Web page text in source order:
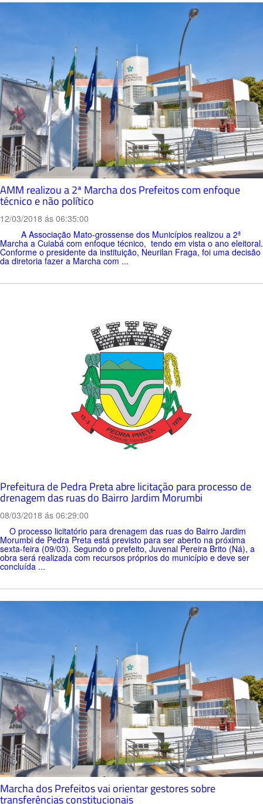
AMM realizou a 2ª Marcha dos Prefeitos com enfoque
técnico e não político
12/03/2018 ás 06:35:00
A Associação Mato-grossense dos Municípios realizou a 2ª
Marcha a Cuiabá com enfoque técnico, tendo em vista o ano eleitoral.
Conforme o presidente da instituição, Neurilan Fraga, foi uma decisão
da diretoria fazer a Marcha com ...
Prefeitura de Pedra Preta abre licitação para processo de
drenagem das ruas do Bairro Jardim Morumbi
08/03/2018 ás 06:29:00
O processo licitatório para drenagem das ruas do Bairro Jardim
Morumbi de Pedra Preta está previsto para ser aberto na próxima
sexta-feira (09/03). Segundo o prefeito, Juvenal Pereira Brito (Ná), a
obra será realizada com recursos próprios do município e deve ser
concluída ...
Marcha dos Prefeitos vai orientar gestores sobre
transferências constitucionais